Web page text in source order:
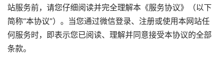
站服务前，请您仔细阅读并完全理解本《服务协议》（以下
简称“本协议”）。当您通过微信登录、注册或使用本网站任
何服务时，即表示您已阅读、理解并同意接受本协议的全部
条款。